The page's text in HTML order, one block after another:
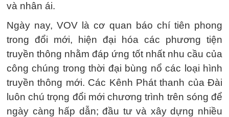
và nhân ái.
Ngày nay, VOV là cơ quan báo chí tiên phong
trong đổi mới, hiện đại hóa các phương tiện
truyền thông nhằm đáp ứng tốt nhất nhu cầu của
công chúng trong thời đại bùng nổ các loại hình
truyền thông mới. Các Kênh Phát thanh của Đài
luôn chú trọng đổi mới chương trình trên sóng để
ngày càng hấp dẫn; đầu tư và xây dựng nhiều